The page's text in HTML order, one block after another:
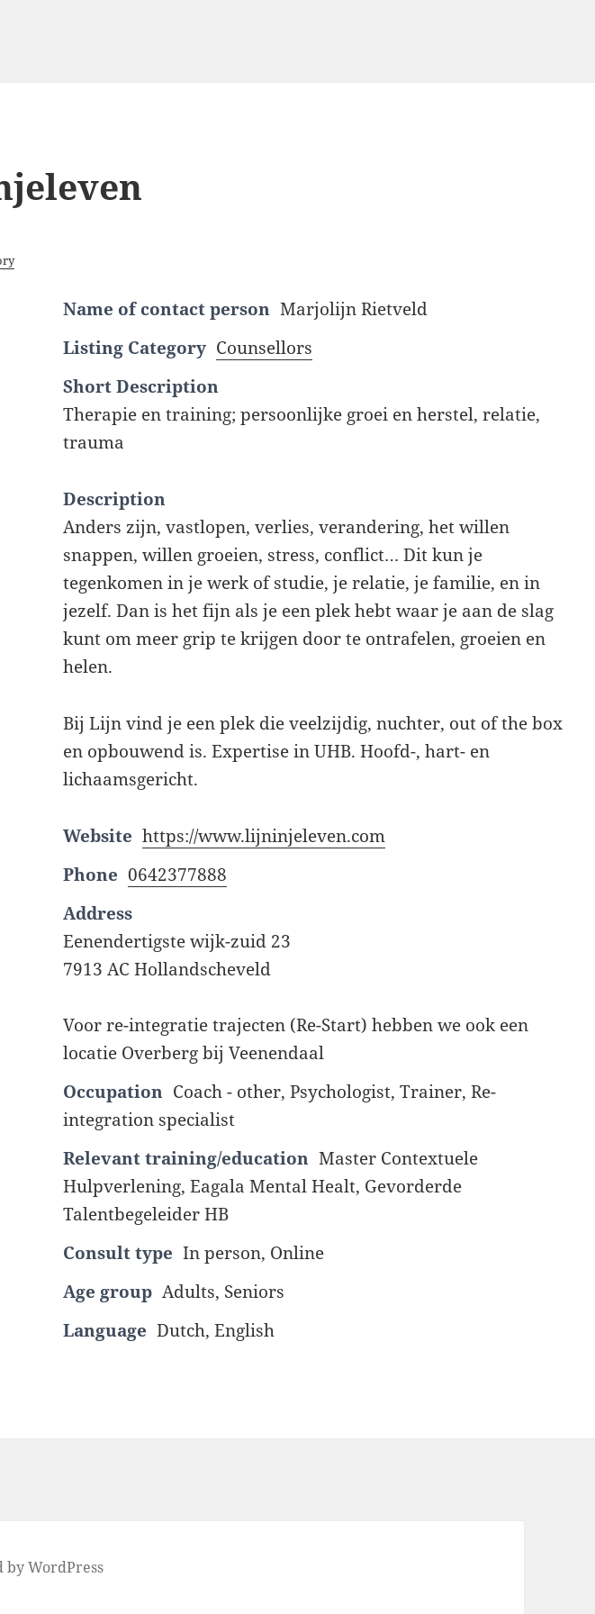
Name of contact person Marjolijn Rietveld
Listing Category Counsellors
Short Description
Therapie en training; persoonlijke groei en herstel, relatie,
trauma
Description
Anders zijn, vastlopen, verlies, verandering, het willen
snappen, willen groeien, stress, conflict… Dit kun je
tegenkomen in je werk of studie, je relatie, je familie, en in
jezelf. Dan is het fijn als je een plek hebt waar je aan de slag
kunt om meer grip te krijgen door te ontrafelen, groeien en
helen.
Bij Lijn vind je een plek die veelzijdig, nuchter, out of the box
en opbouwend is. Expertise in UHB. Hoofd-, hart- en
lichaamsgericht.
Website https://www.lijninjeleven.com
Phone 0642377888
Address
Eenendertigste wijk-zuid 23
7913 AC Hollandscheveld
Voor re-integratie trajecten (Re-Start) hebben we ook een
locatie Overberg bij Veenendaal
Occupation Coach - other, Psychologist, Trainer, Re-
integration specialist
Relevant training/education Master Contextuele
Hulpverlening, Eagala Mental Healt, Gevorderde
Talentbegeleider HB
Consult type In person, Online
Age group Adults, Seniors
Language Dutch, English
WordPress